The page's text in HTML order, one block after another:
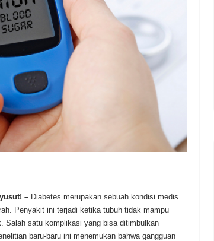
– Diabetes merupakan sebuah kondisi medis
Penyakit ini terjadi ketika tubuh tidak mampu
Salah satu komplikasi yang bisa ditimbulkan
baru-baru ini menemukan bahwa gangguan